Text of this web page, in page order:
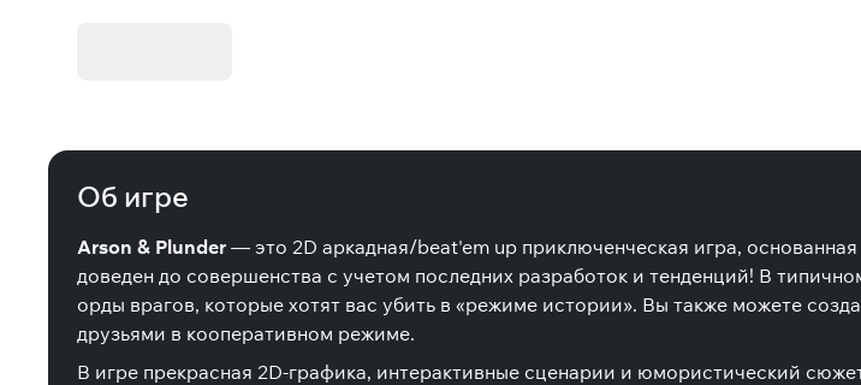
Об игре
Arson & Plunder — это 2D аркадная/beat'em up приключенческая игра,
доведен до совершенства с учетом последних разработок и тенденций! В
орды врагов, которые хотят вас убить в «режиме истории». Вы также можете
друзьями в кооперативном режиме.
В игре прекрасная 2D-графика, интерактивные сценарии и юмористический